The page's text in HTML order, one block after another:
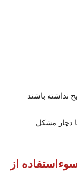
نداشته باشند
دچار مشکل
از